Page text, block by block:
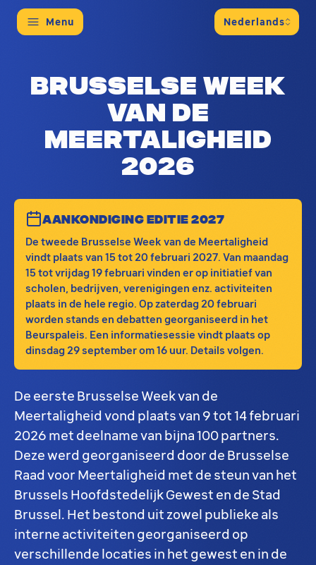
Menu
Brusselse Week
van de
Meertaligheid
2026
AANKONDIGING EDITIE 2027
De tweede Brusselse Week van de Meertaligheid
vindt plaats van 15 tot 20 februari 2027. Van maandag
15 tot vrijdag 19 februari vinden er op initiatief van
scholen, bedrijven, verenigingen enz. activiteiten
plaats in de hele regio. Op zaterdag 20 februari
worden stands en debatten georganiseerd in het
Beurspaleis. Een informatiesessie vindt plaats op
dinsdag 29 september om 16 uur. Details volgen.
De eerste Brusselse Week van de
Meertaligheid vond plaats van 9 tot 14 februari
2026 met deelname van bijna 100 partners.
Deze werd georganiseerd door de Brusselse
Raad voor Meertaligheid met de steun van het
Brussels Hoofdstedelijk Gewest en de Stad
Brussel. Het bestond uit zowel publieke als
interne activiteiten georganiseerd op
verschillende locaties in het gewest en in de